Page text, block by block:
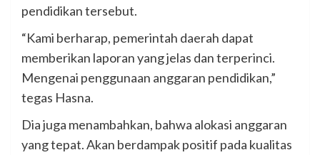
pendidikan tersebut.
“Kami berharap, pemerintah daerah dapat
memberikan laporan yang jelas dan terperinci.
Mengenai penggunaan anggaran pendidikan,”
tegas Hasna.
Dia juga menambahkan, bahwa alokasi anggaran
yang tepat. Akan berdampak positif pada kualitas